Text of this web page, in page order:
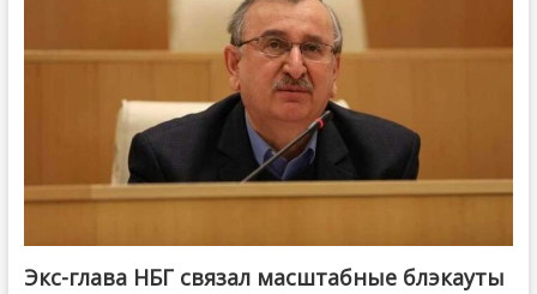
Экс-глава НБГ связал масштабные блэкауты